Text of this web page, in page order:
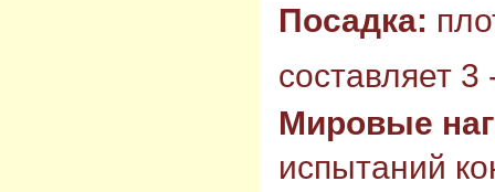
Посадка:
составляет
Мировые
испытаний